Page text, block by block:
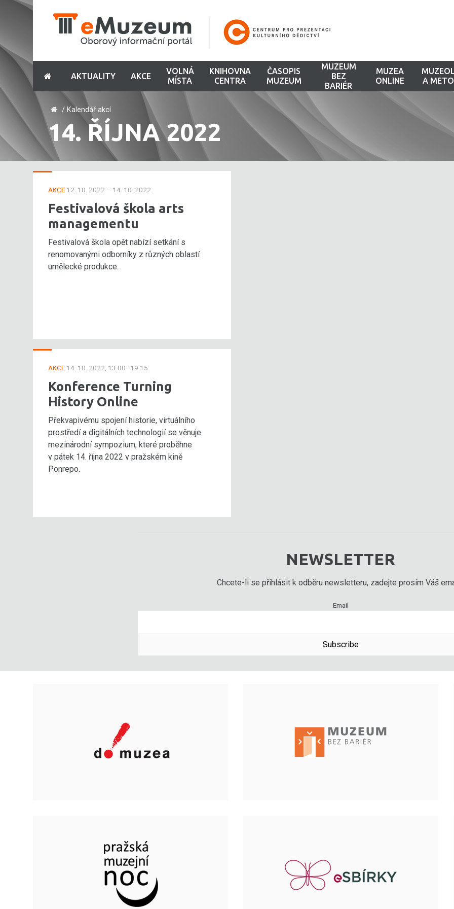
AKTUALITY AKCE
VOLNÁ
MÍSTA
KNIHOVNA
CENTRA
ČASOPIS
MUZEUM
MUZEUM
BEZ
BARIÉR
MUZEA
ONLINE
A
/ Kalendář akcí
14. ŘÍJNA 2022
AKCE 12. 10. 2022 – 14. 10. 2022
Festivalová škola arts
managementu
Festivalová škola opět nabízí setkání s
renomovanými odborníky z různých oblastí
umělecké produkce.
AKCE 14. 10. 2022, 13:00–19:15
Konference Turning
History Online
Překvapivému spojení historie, virtuálního
prostředí a digitálních technologií se věnuje
mezinárodní sympozium, které proběhne
v pátek 14. října 2022 v pražském kině
Ponrepo.
NEWSLETTER
Chcete-li se přihlásit k odběru newsletteru, zadejte prosím Váš
Email
Subscribe